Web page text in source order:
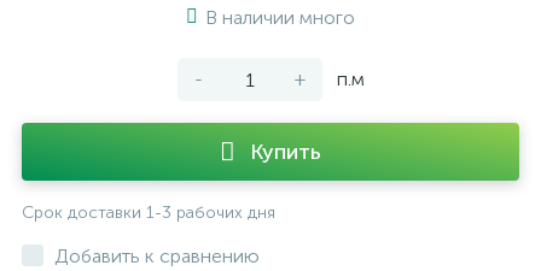
В наличии много
- + п.м
Купить
Срок доставки 1-3 рабочих дня
Добавить к сравнению